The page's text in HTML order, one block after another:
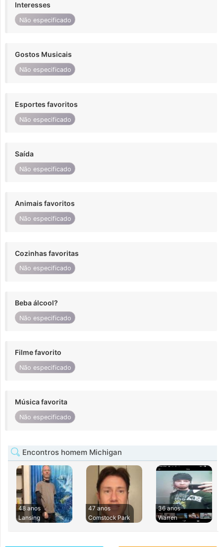
Interesses
Não especificado
Gostos Musicais
Não especificado
Esportes favoritos
Não especificado
Saída
Não especificado
Animais favoritos
Não especificado
Cozinhas favoritas
Não especificado
Beba álcool?
Não especificado
Filme favorito
Não especificado
Música favorita
Não especificado
Encontros homem Michigan
48 anos
Lansing
47 anos
Comstock Park
36 anos
Warren